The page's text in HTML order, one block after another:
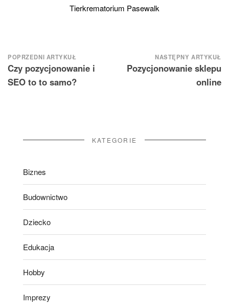
Tierkrematorium Pasewalk
Nawigacja
wpisu
POPRZEDNI ARTYKUŁ
Czy pozycjonowanie i
SEO to to samo?
NASTĘPNY ARTYKUŁ
Pozycjonowanie sklepu
online
KATEGORIE
Biznes
Budownictwo
Dziecko
Edukacja
Hobby
Imprezy